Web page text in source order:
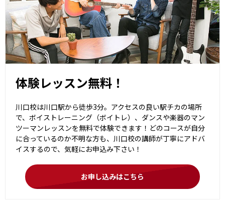
体験レッスン無料！
川口校は川口駅から徒歩3分。アクセスの良い駅チカの場所
で、ボイストレーニング（ボイトレ）、ダンスや楽器のマン
ツーマンレッスンを無料で体験できます！どのコースが自分
に合っているのか不明な方も、川口校の講師が丁寧にアドバ
イスするので、気軽にお申込み下さい！
お申し込みはこちら